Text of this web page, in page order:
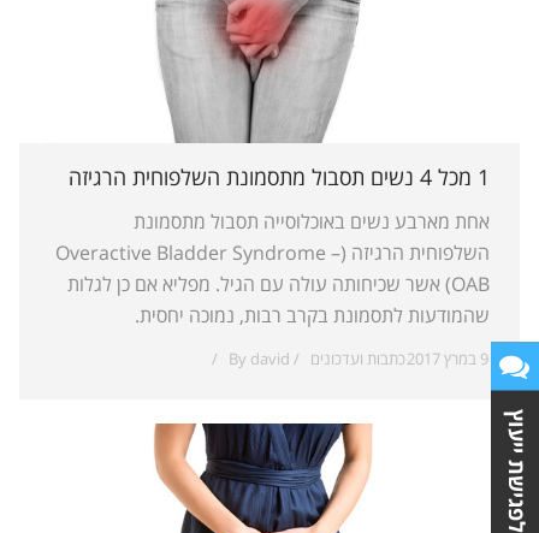
1 מכל 4 נשים תסבול מתסמונת השלפוחית הרגיזה
אחת מארבע נשים באוכלוסייה תסבול מתסמונת
השלפוחית הרגיזה (Overactive Bladder Syndrome –
OAB) אשר שכיחותה עולה עם הגיל. מפליא אם כן לגלות
שהמודעות לתסמונת בקרב רבות, נמוכה יחסית.
9 במרץ 2017 כתבות ועדכונים By david
לפגישת ייעוץ